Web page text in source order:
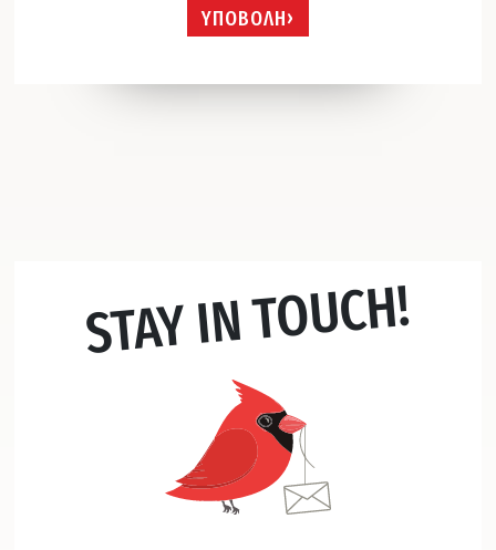
ΥΠΟΒΟΛΗ
STAY IN TOUCH!